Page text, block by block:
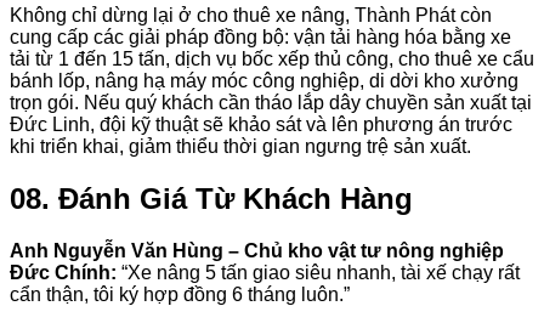
Không chỉ dừng lại ở cho thuê xe nâng, Thành Phát còn
cung cấp các giải pháp đồng bộ: vận tải hàng hóa bằng xe
tải từ 1 đến 15 tấn, dịch vụ bốc xếp thủ công, cho thuê xe cẩu
bánh lốp, nâng hạ máy móc công nghiệp, di dời kho xưởng
trọn gói. Nếu quý khách cần tháo lắp dây chuyền sản xuất tại
Đức Linh, đội kỹ thuật sẽ khảo sát và lên phương án trước
khi triển khai, giảm thiểu thời gian ngưng trệ sản xuất.
08. Đánh Giá Từ Khách Hàng
Anh Nguyễn Văn Hùng – Chủ kho vật tư nông nghiệp
Đức Chính: “Xe nâng 5 tấn giao siêu nhanh, tài xế chạy rất
cẩn thận, tôi ký hợp đồng 6 tháng luôn.”